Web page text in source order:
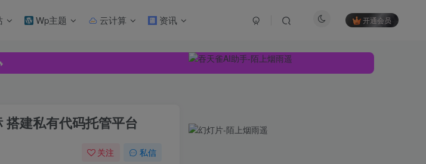
Wp主题 云计算 资讯 开通会员
搭建私有代码托管平台
关注 私信